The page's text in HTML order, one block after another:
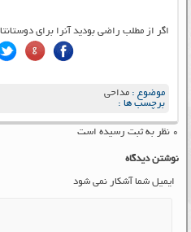
اگر از مطلب راضی بودید آنرا برای
موضوع :مداحی
برچسب ها :
۰ نظر به ثبت رسیده است
نوشتن دیدگاه
ایمیل شما آشکار نمی شود